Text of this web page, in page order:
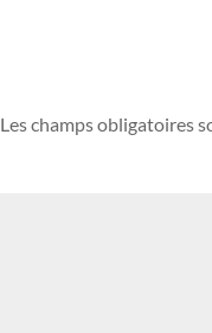
Les champs obligatoires